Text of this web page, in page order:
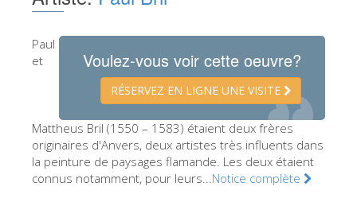
Les autres Musées
Le Musée national du Bargello
Galerie de l'Académie
La Galerie Palatine
Les Chapelles Médicis
Voulez-vous voir cette oeuvre?
RÉSERVEZ EN LIGNE UNE VISITE
Paul
et
Mattheus Bril (1550 – 1583) étaient deux frères
originaires d'Anvers, deux artistes très influents dans
la peinture de paysages flamande. Les deux étaient
connus notamment, pour leurs...Notice complète